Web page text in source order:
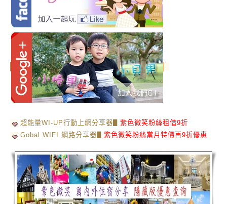
超能量WI-UP行動上網分享器▋ 紫色微笑粉絲租借9折
Gobal WIFI 網路分享器▋ 紫色微笑粉絲當月特價再9折優惠